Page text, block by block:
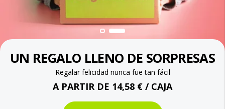
UN REGALO LLENO DE SORPRESAS
Regalar felicidad nunca fue tan fácil
A PARTIR DE 14,58 € / CAJA